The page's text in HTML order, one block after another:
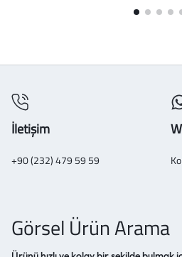
İletişim
+90 (232) 479 59 59
Görsel Ürün Arama